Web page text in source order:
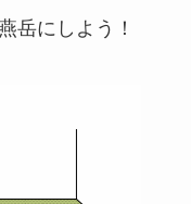
岳にしよう！